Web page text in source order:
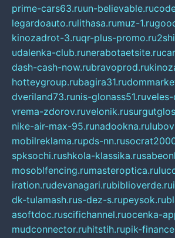
prime-cars63.ruun-believable.ru
legardoauto.rulithasa.rumuz-1.ru
kinozadrot-3.ruqr-plus-promo.ru
udalenka-club.runerabotaetsite.ru
dash-cash-now.rubravoprod.ru
hotteygroup.rubagira31.ru
dveriland73.runis-glonass51.ru
vrema-zdorov.ruvelonik.ru
nike-air-max-95.runadookna.ru
mobilreklama.rupds-nn.ru
spksochi.rushkola-klassika.ru
mosoblfencing.rumasteroptica.ru
iration.rudevanagari.rubiblioverde.ru
dk-tulamash.rus-dez-s.rupeysok.ru
asoftdoc.ruscifichannel.ruocenka-
mudconnector.ruhitstih.rupik-